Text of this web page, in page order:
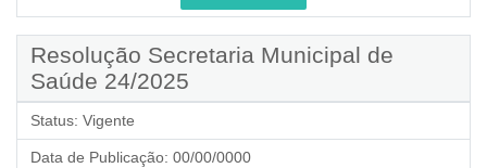
Resolução Secretaria Municipal de
Saúde 24/2025
Status: Vigente
Data de Publicação: 00/00/0000